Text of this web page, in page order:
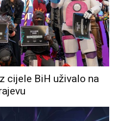
cijele BiH uživalo na